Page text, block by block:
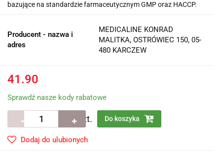
bazujące na standardzie farmaceutycznym GMP oraz HACCP.
Producent - nazwa i
adres
MEDICALINE KONRAD
MALITKA, OSTRÓWIEC 150, 05-
480 KARCZEW
41.90
Sprawdź nasze kody rabatowe
szt. Do koszyka
Dodaj do ulubionych